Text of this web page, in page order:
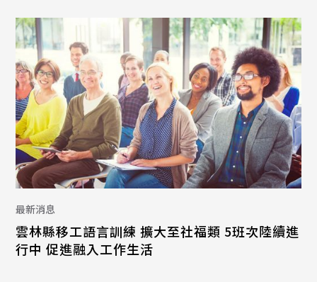
最新消息
雲林縣移工語言訓練 擴大至社福類 5班次陸續進
行中 促進融入工作生活